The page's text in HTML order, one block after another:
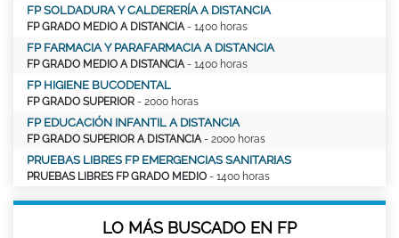
FP SOLDADURA Y CALDERERÍA A DISTANCIA
FP GRADO MEDIO A DISTANCIA - 1400 horas
FP FARMACIA Y PARAFARMACIA A DISTANCIA
FP GRADO MEDIO A DISTANCIA - 1400 horas
FP HIGIENE BUCODENTAL
FP GRADO SUPERIOR - 2000 horas
FP EDUCACIÓN INFANTIL A DISTANCIA
FP GRADO SUPERIOR A DISTANCIA - 2000 horas
PRUEBAS LIBRES FP EMERGENCIAS SANITARIAS
PRUEBAS LIBRES FP GRADO MEDIO - 1400 horas
LO MÁS BUSCADO EN FP